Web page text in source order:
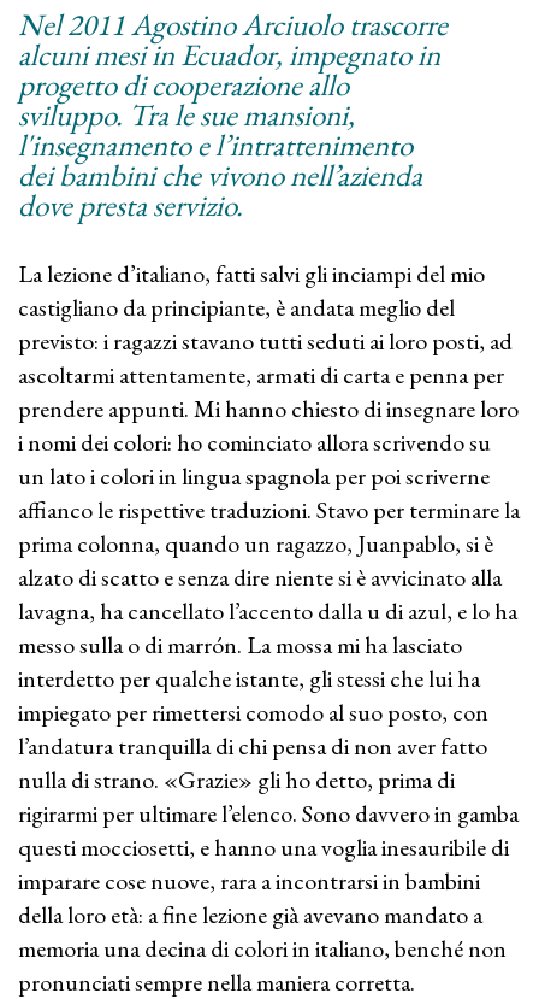
Nel 2011 Agostino Arciuolo trascorre
alcuni mesi in Ecuador, impegnato in
progetto di cooperazione allo
sviluppo. Tra le sue mansioni,
l'insegnamento e l’intrattenimento
dei bambini che vivono nell’azienda
dove presta servizio.
La lezione d’italiano, fatti salvi gli inciampi del mio
castigliano da principiante, è andata meglio del
previsto: i ragazzi stavano tutti seduti ai loro posti, ad
ascoltarmi attentamente, armati di carta e penna per
prendere appunti. Mi hanno chiesto di insegnare loro
i nomi dei colori: ho cominciato allora scrivendo su
un lato i colori in lingua spagnola per poi scriverne
affianco le rispettive traduzioni. Stavo per terminare la
prima colonna, quando un ragazzo, Juanpablo, si è
alzato di scatto e senza dire niente si è avvicinato alla
lavagna, ha cancellato l’accento dalla u di azul, e lo ha
messo sulla o di marrón. La mossa mi ha lasciato
interdetto per qualche istante, gli stessi che lui ha
impiegato per rimettersi comodo al suo posto, con
l’andatura tranquilla di chi pensa di non aver fatto
nulla di strano. «Grazie» gli ho detto, prima di
rigirarmi per ultimare l’elenco. Sono davvero in gamba
questi mocciosetti, e hanno una voglia inesauribile di
imparare cose nuove, rara a incontrarsi in bambini
della loro età: a fine lezione già avevano mandato a
memoria una decina di colori in italiano, benché non
pronunciati sempre nella maniera corretta.